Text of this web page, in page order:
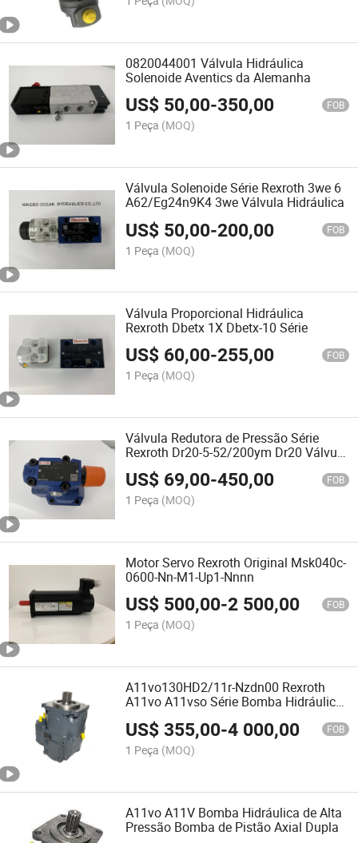
0820044001 Válvula Hidráulica
Solenoide Aventics da Alemanha
US$ 50,00-350,00 FOB
1 Peça (MOQ)
Válvula Solenoide Série Rexroth 3we 6
A62/Eg24n9K4 3we Válvula Hidráulica
US$ 50,00-200,00 FOB
1 Peça (MOQ)
Válvula Proporcional Hidráulica
Rexroth Dbetx 1X Dbetx-10 Série
US$ 60,00-255,00 FOB
1 Peça (MOQ)
Válvula Redutora de Pressão Série
Rexroth Dr20-5-52/200ym Dr20 Válvula
Hidráulica
US$ 69,00-450,00 FOB
1 Peça (MOQ)
Motor Servo Rexroth Original Msk040c-
0600-Nn-M1-Up1-Nnnn
US$ 500,00-2 500,00 FOB
1 Peça (MOQ)
A11vo130HD2/11r-Nzdn00 Rexroth
A11vo A11vso Série Bomba Hidráulica
US$355,00-4 000,00 FOB
1 Peça (MOQ)
A11vo A11V Bomba Hidráulica de Alta
Pressão Bomba de Pistão Axial Dupla